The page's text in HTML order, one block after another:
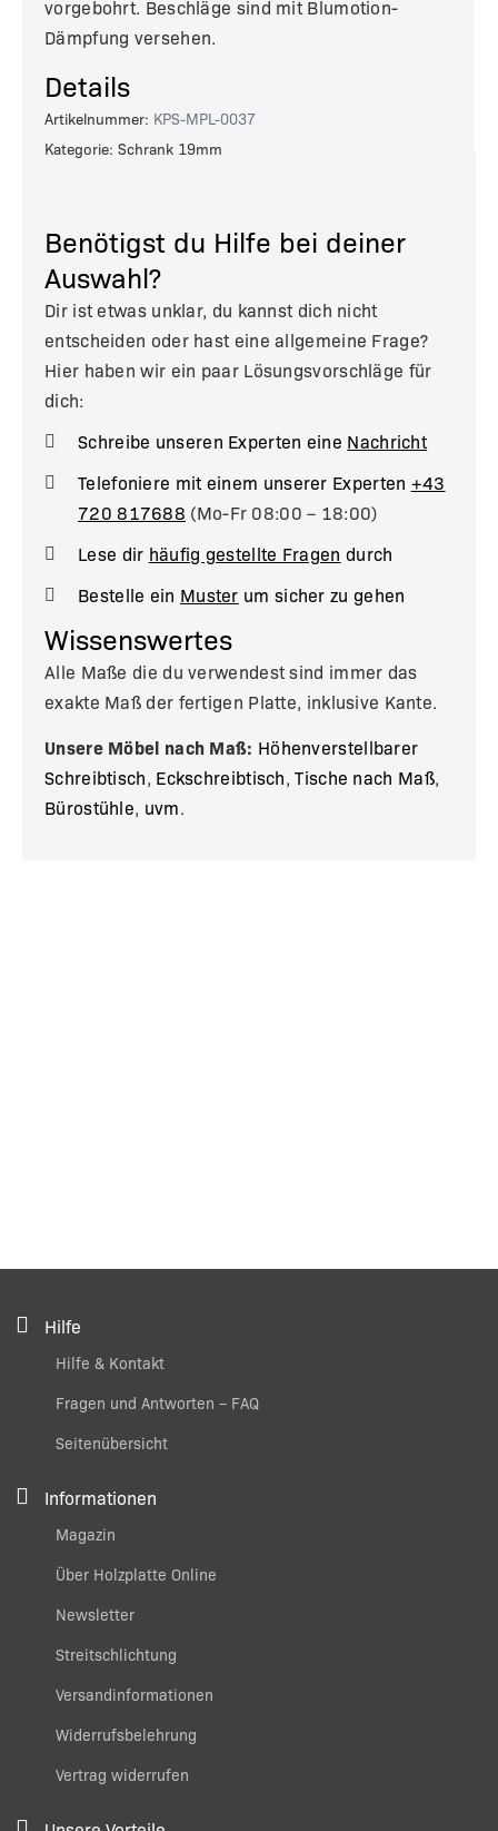
vorgebohrt. Beschläge sind mit Blumotion-
Dämpfung versehen.
Details
Artikelnummer: KPS-MPL-0037
Kategorie: Schrank 19mm
Benötigst du Hilfe bei deiner
Auswahl?
Dir ist etwas unklar, du kannst dich nicht
entscheiden oder hast eine allgemeine Frage?
Hier haben wir ein paar Lösungsvorschläge für
dich:
Schreibe unseren Experten eine Nachricht
Telefoniere mit einem unserer Experten +43
720 817688 (Mo-Fr 08:00 – 18:00)
Lese dir häufig gestellte Fragen durch
Bestelle ein Muster um sicher zu gehen
Wissenswertes
Alle Maße die du verwendest sind immer das
exakte Maß der fertigen Platte, inklusive Kante.
Unsere Möbel nach Maß: Höhenverstellbarer
Schreibtisch, Eckschreibtisch,Tische nach Maß,
Bürostühle, uvm.
Hilfe
Hilfe & Kontakt
Fragen und Antworten – FAQ
Seitenübersicht
Informationen
Magazin
Über Holzplatte Online
Newsletter
Streitschlichtung
Versandinformationen
Widerrufsbelehrung
Vertrag widerrufen